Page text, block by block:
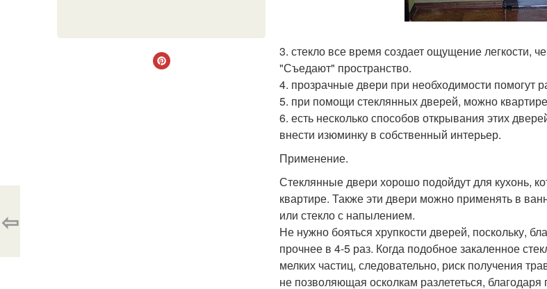
3. стекло все время создает ощущение легкости,
"Съедают" пространство.
4. прозрачные двери при необходимости помогут
5. при помощи стеклянных дверей, можно
6. есть несколько способов открывания этих
внести изюминку в собственный интерьер.
Применение.
Стеклянные двери хорошо подойдут для кухонь,
квартире. Также эти двери можно применять в
или стекло с напылением.
Не нужно бояться хрупкости дверей, поскольку,
прочнее в 4-5 раз. Когда подобное закаленное
мелких частиц, следовательно, риск получения
не позволяющая осколкам разлететься, благодаря
⇦